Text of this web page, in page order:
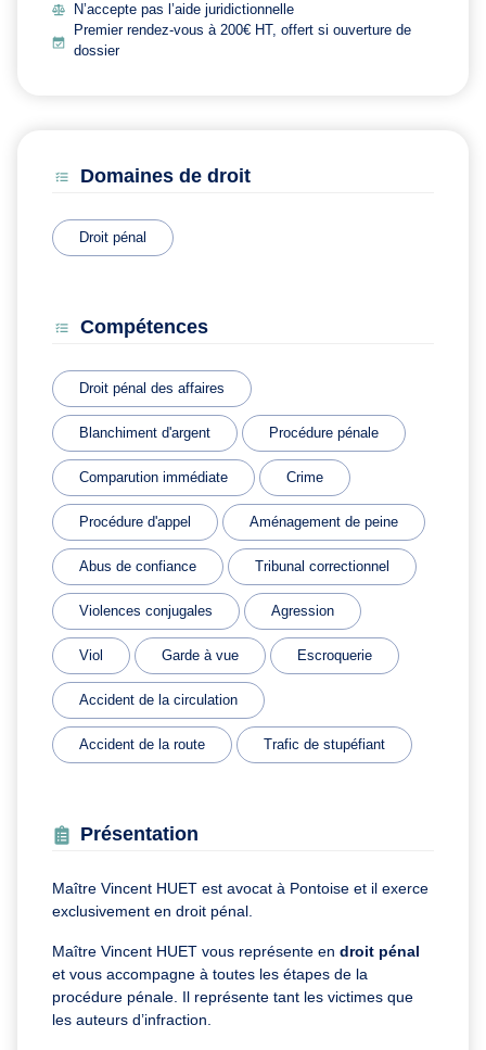
N’accepte pas l’aide juridictionnelle
Premier rendez-vous à 200€ HT, offert si ouverture de
dossier
Domaines de droit
Droit pénal
Compétences
Droit pénal des affaires
Blanchiment d'argent Procédure pénale
Comparution immédiate Crime
Procédure d'appel Aménagement de peine
Abus de confiance Tribunal correctionnel
Violences conjugales Agression
Viol Garde à vue Escroquerie
Accident de la circulation
Accident de la route Trafic de stupéfiant
Présentation
Maître Vincent HUET est avocat à Pontoise et il exerce
exclusivement en droit pénal.
Maître Vincent HUET vous représente en droit pénal
et vous accompagne à toutes les étapes de la
procédure pénale. Il représente tant les victimes que
les auteurs d’infraction.